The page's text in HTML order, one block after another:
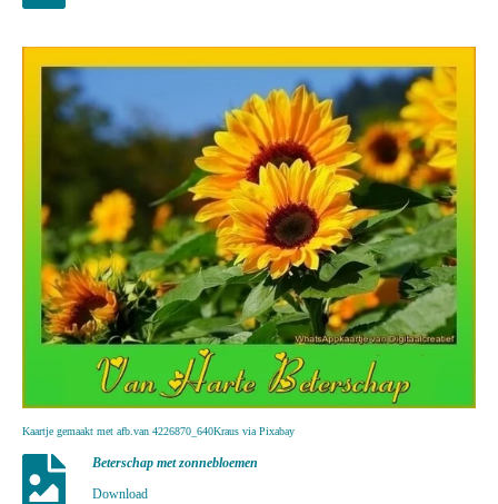
Kaartje gemaakt met afb.van 4226870_640Kraus via Pixabay
Beterschap met zonnebloemen
Download